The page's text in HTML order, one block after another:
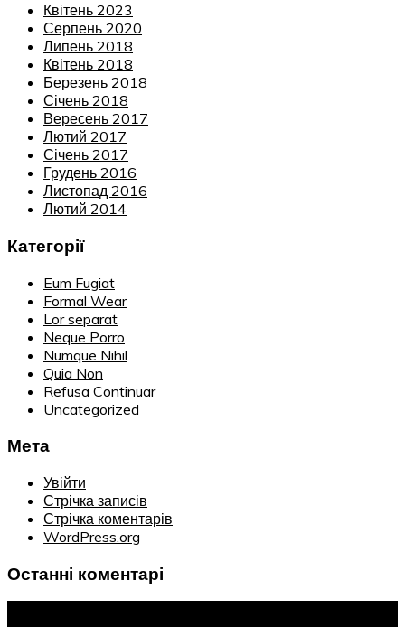
Квітень 2023
Серпень 2020
Липень 2018
Квітень 2018
Березень 2018
Січень 2018
Вересень 2017
Лютий 2017
Січень 2017
Грудень 2016
Листопад 2016
Лютий 2014
Категорії
Eum Fugiat
Formal Wear
Lor separat
Neque Porro
Numque Nihil
Quia Non
Refusa Continuar
Uncategorized
Мета
Увійти
Стрічка записів
Стрічка коментарів
WordPress.org
Останні коментарі